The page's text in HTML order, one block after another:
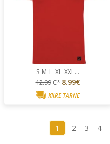
S M L XL XXL...
12.99€* 8.99€
KIIRE TARNE
1 2 3 4